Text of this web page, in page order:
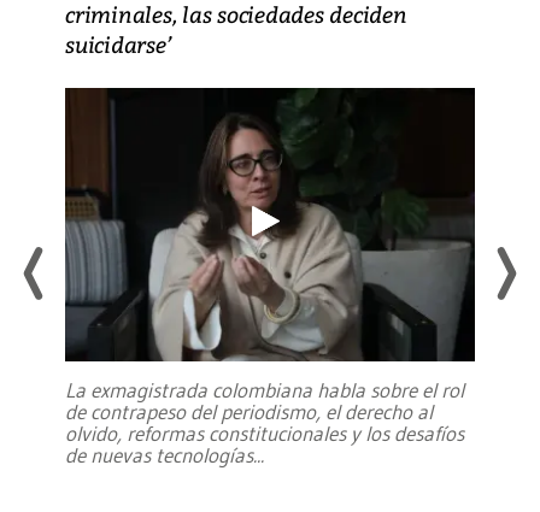
criminales, las sociedades deciden
suicidarse’
La exmagistrada colombiana habla sobre el rol
de contrapeso del periodismo, el derecho al
olvido, reformas constitucionales y los desafíos
de nuevas tecnologías...